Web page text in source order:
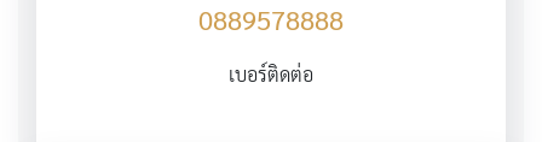
0889578888
เบอร์ติดต่อ